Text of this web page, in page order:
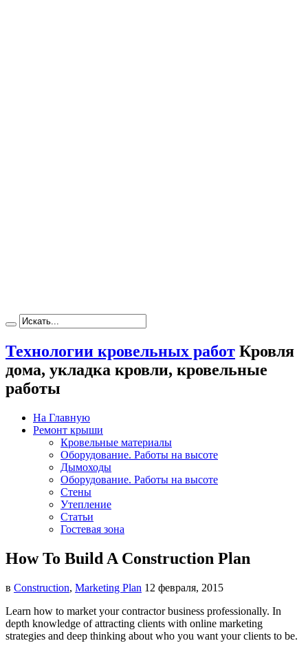
Технологии кровельных работ Кровля
дома, укладка кровли, кровельные
работы
На Главную
Ремонт крыши
Кровельные материалы
Оборудование. Работы на высоте
Дымоходы
Оборудование. Работы на высоте
Стены
Утепление
Статьи
Гостевая зона
How To Build A Construction Plan
в Construction, Marketing Plan 12 февраля, 2015
Learn how to market your contractor business professionally. In
depth knowledge of attracting clients with online marketing
strategies and deep thinking about who you want your clients to be.